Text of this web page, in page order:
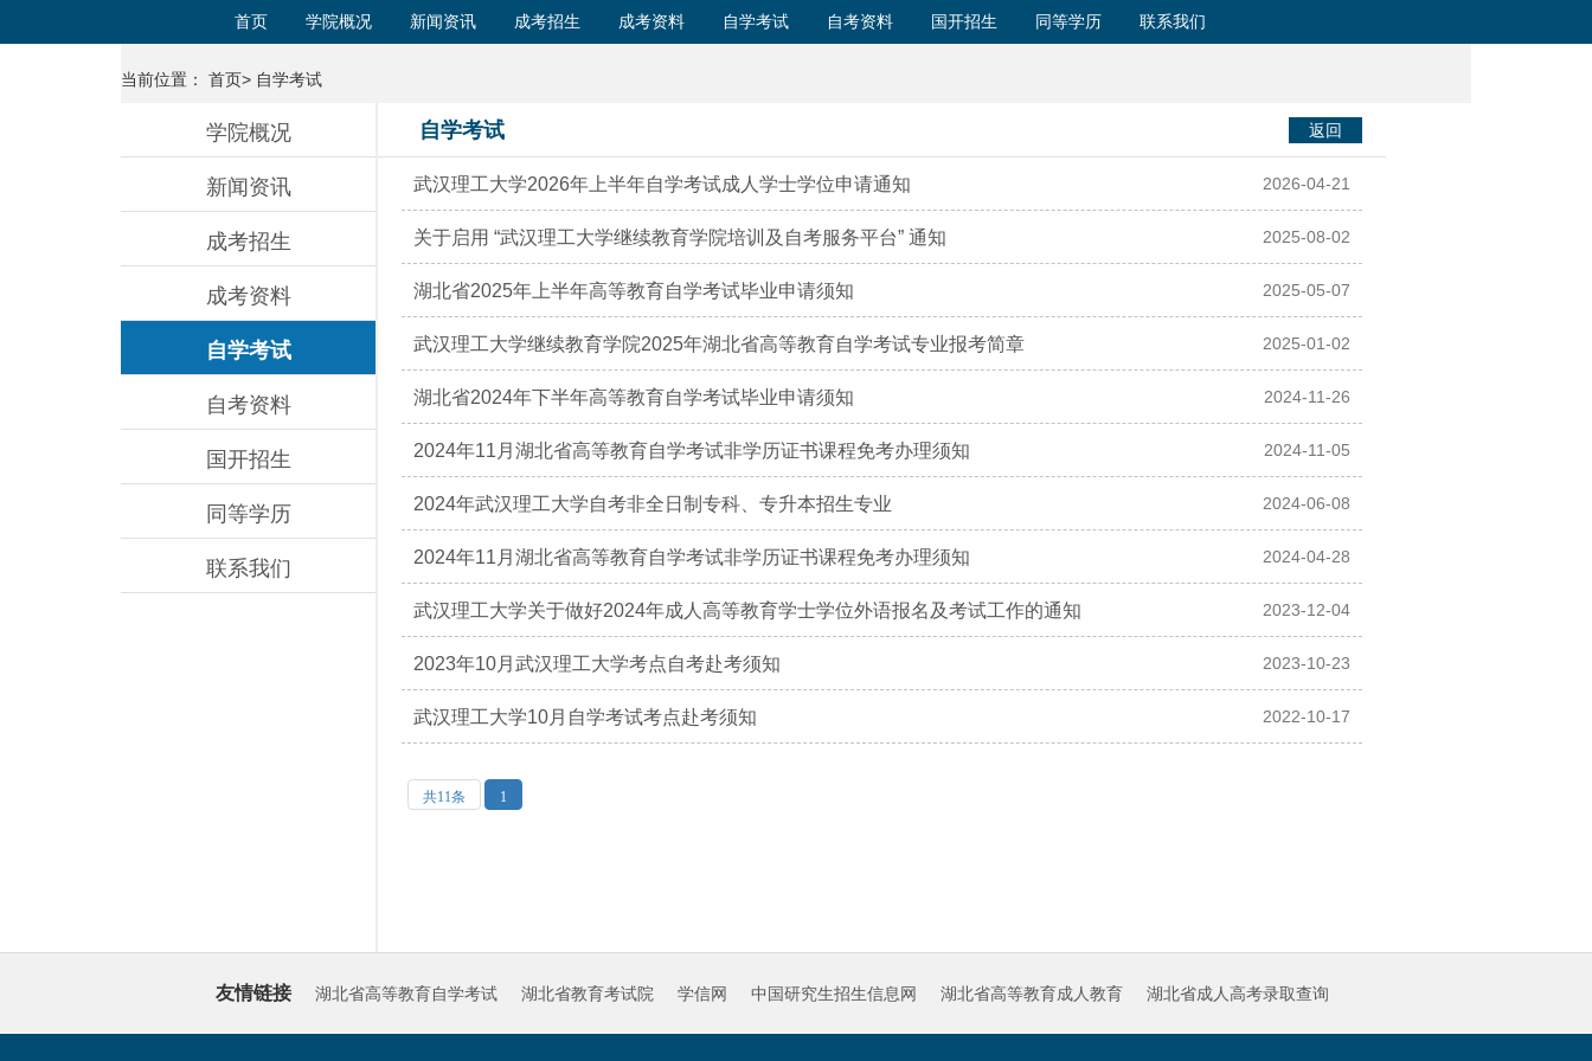
首页 学院概况 新闻资讯 成考招生 成考资料 自学考试 自考资料 国开招生 同等学历 联系我们
当前位置： 首页> 自学考试
学院概况
新闻资讯
成考招生
成考资料
自学考试
自考资料
国开招生
同等学历
联系我们
自学考试 返回
2026-04-21
武汉理工大学2026年上半年自学考试成人学士学位申请通知
2025-08-02
关于启用 “武汉理工大学继续教育学院培训及自考服务平台” 通知
2025-05-07
湖北省2025年上半年高等教育自学考试毕业申请须知
2025-01-02
武汉理工大学继续教育学院2025年湖北省高等教育自学考试专业报考简章
2024-11-26
湖北省2024年下半年高等教育自学考试毕业申请须知
2024-11-05
2024年11月湖北省高等教育自学考试非学历证书课程免考办理须知
2024-06-08
2024年武汉理工大学自考非全日制专科、专升本招生专业
2024-04-28
2024年11月湖北省高等教育自学考试非学历证书课程免考办理须知
2023-12-04
武汉理工大学关于做好2024年成人高等教育学士学位外语报名及考试工作的通知
2023-10-23
2023年10月武汉理工大学考点自考赴考须知
2022-10-17
武汉理工大学10月自学考试考点赴考须知
共11条 1
友情链接 湖北省高等教育自学考试 湖北省教育考试院 学信网 中国研究生招生信息网 湖北省高等教育成人教育 湖北省成人高考录取查询